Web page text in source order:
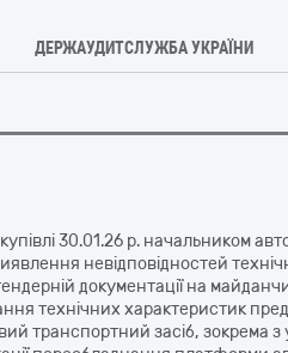
ДЕРЖАУДИТСЛУЖБА УКРАЇНИ
30.01.26 р. начальником
невідповідностей
документації на
технічних характеристик
транспортний засіб, зокрема